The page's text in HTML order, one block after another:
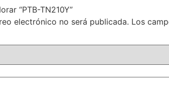
“PTB-TN210Y”
electrónico no será publicada. Los